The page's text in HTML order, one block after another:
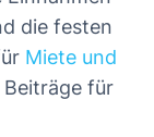
die festen
Miete und
Beiträge für